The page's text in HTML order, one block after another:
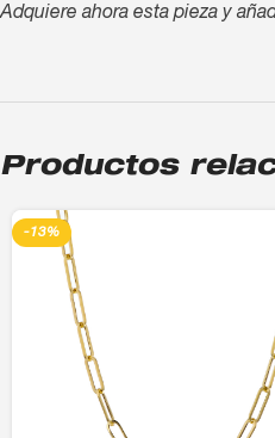
Adquiere ahora esta pieza y
Productos
-13%